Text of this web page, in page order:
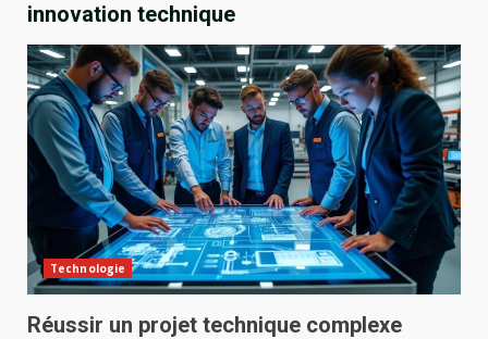
innovation technique
Technologie
Réussir un projet technique complexe